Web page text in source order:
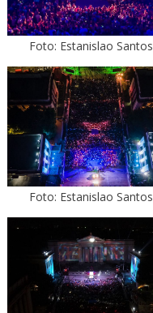
Foto: Estanislao Santos
Foto: Estanislao Santos